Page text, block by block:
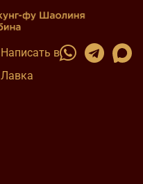
Написать в
Лавка